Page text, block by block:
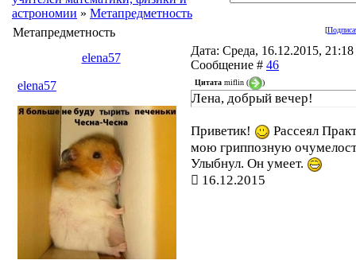
астрономии » Метапредметность
[
Метапредметность
elena57
Дата: Среда, 16.12.2015, 21:18
Сообщение # 46
elena57
Цитата miflin ( )
Лена, добрый вечер!
Приветик!
Рассеял
мою гриппозную
Улыбнул. Он умеет.
16.12.2015